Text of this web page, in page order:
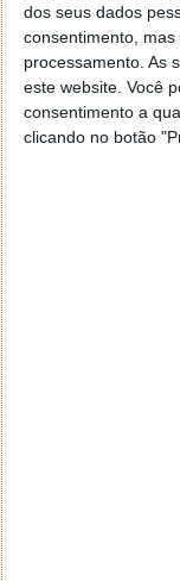
dos seus dados
consentimento,
processamento. As
este website. Você
consentimento a
clicando no botão